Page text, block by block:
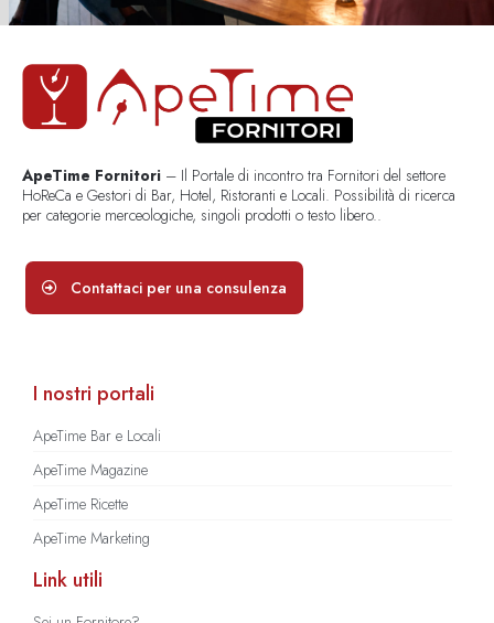
ApeTime Fornitori – Il Portale di incontro tra Fornitori del settore
HoReCa e Gestori di Bar, Hotel, Ristoranti e Locali. Possibilità di ricerca
per categorie merceologiche, singoli prodotti o testo libero..
Contattaci per una consulenza
I nostri portali
ApeTime Bar e Locali
ApeTime Magazine
ApeTime Ricette
ApeTime Marketing
Link utili